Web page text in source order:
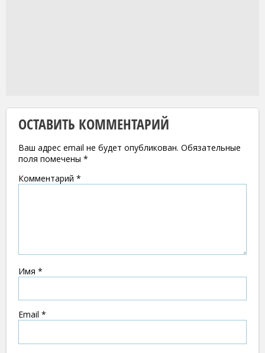
ОСТАВИТЬ КОММЕНТАРИЙ
Ваш адрес email не будет опубликован. Обязательные
поля помечены *
Комментарий *
Имя *
Email *